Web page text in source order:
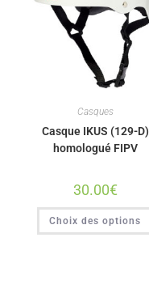
Casques
Casque IKUS (129-D)
homologué FIPV
30.00€
Choix des options